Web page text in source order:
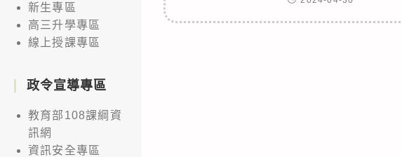
新生專區
高三升學專區
線上授課專區
政令宣導專區
教育部108課綱資
訊網
資訊安全專區